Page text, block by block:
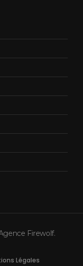
Firewolf.
Légales